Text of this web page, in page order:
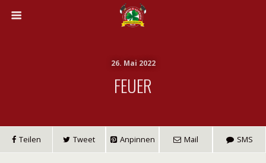
26. Mai 2022
FEUER
Teilen Tweet Anpinnen Mail SMS